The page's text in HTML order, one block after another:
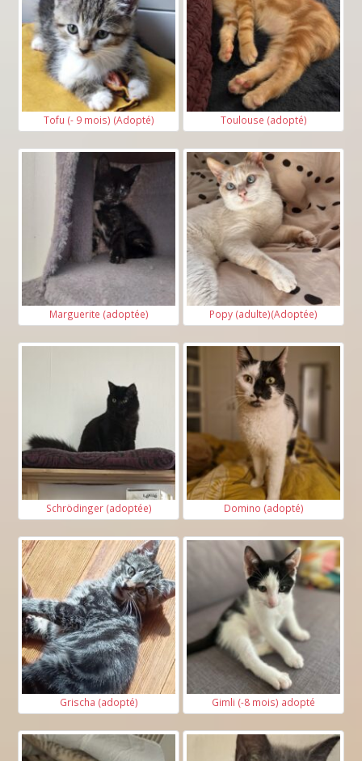
Tofu (- 9 mois) (Adopté) Toulouse (adopté)
Marguerite (adoptée) Popy (adulte)(Adoptée)
Schrödinger (adoptée) Domino (adopté)
Grischa (adopté) Gimli (-8 mois) adopté